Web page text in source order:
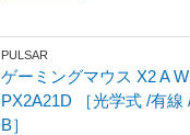
PULSAR
ゲーミングマウス X2 A
PX2A21D ［光学式 /有線
B］